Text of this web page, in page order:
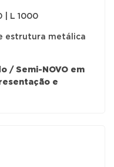
| L 1000
estrutura metálica
/ Semi-NOVO em
e